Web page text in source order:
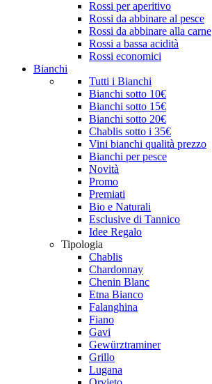
Rossi per aperitivo
Rossi da abbinare al pesce
Rossi da abbinare alla carne
Rossi a bassa acidità
Rossi economici
Bianchi
Tutti i Bianchi
Bianchi sotto 10€
Bianchi sotto 15€
Bianchi sotto 20€
Chablis sotto i 35€
Vini bianchi qualità prezzo
Bianchi per pesce
Novità
Promo
Premiati
Bio e Naturali
Esclusive di Tannico
Idee Regalo
Tipologia
Chablis
Chardonnay
Chenin Blanc
Etna Bianco
Falanghina
Fiano
Gavi
Gewürztraminer
Grillo
Lugana